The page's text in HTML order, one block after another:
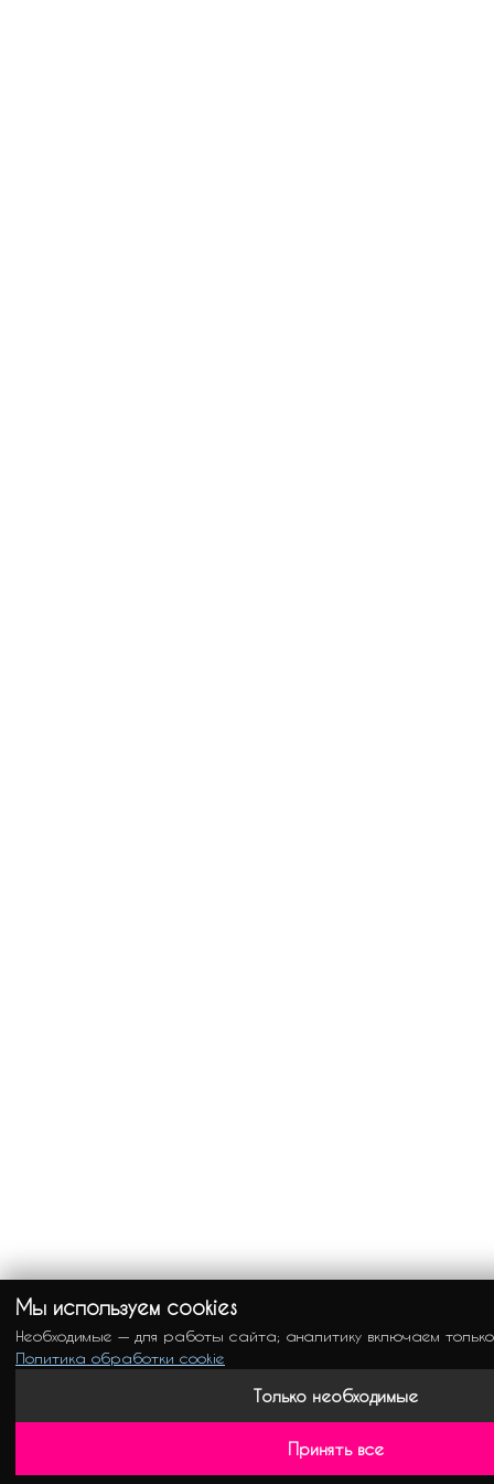
Мы используем cookies
Необходимые — для работы сайта; аналитику включаем
Политика обработки cookie
Только необходимые
Принять все